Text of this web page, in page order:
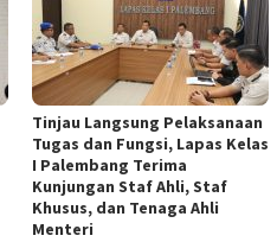
Tinjau Langsung Pelaksanaan
Tugas dan Fungsi, Lapas Kelas
I Palembang Terima
Kunjungan Staf Ahli, Staf
Khusus, dan Tenaga Ahli
Menteri